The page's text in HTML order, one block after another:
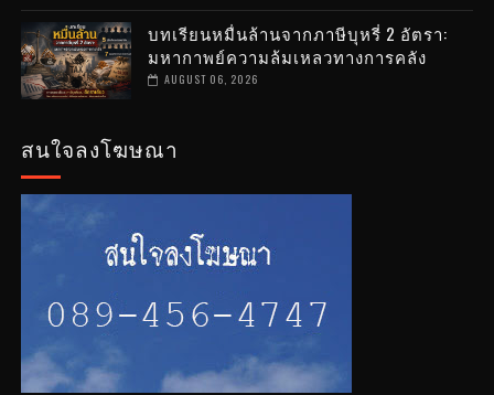
บทเรียนหมื่นล้านจากภาษีบุหรี่ 2 อัตรา:
มหากาพย์ความล้มเหลวทางการคลัง
AUGUST 06, 2026
สนใจลงโฆษณา